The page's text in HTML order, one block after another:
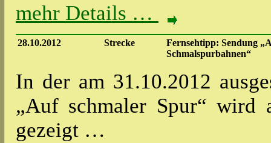
mehr Details …
28.10.2012 Strecke
Fernsehtipp: Sendung
Schmalspurbahnen“
In der am 31.10.2012
„Auf schmaler Spur“ wird
gezeigt …